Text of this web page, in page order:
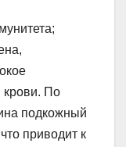
крови. По
подкожный
приводит к